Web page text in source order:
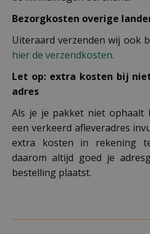
Bezorgkosten overige
Uiteraard verzenden wij ook
hier de verzendkosten.
Let op: extra kosten bij
adres
Als je je pakket niet ophaalt
een verkeerd afleveradres
extra kosten in rekening
daarom altijd goed je
bestelling plaatst.